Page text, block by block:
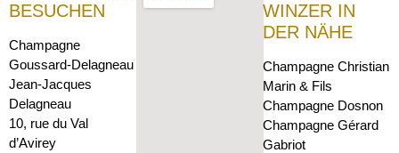
BESUCHEN
Champagne
Goussard-Delagneau
Jean-Jacques
Delagneau
10, rue du Val
d’Avirey
WINZER IN
DER NÄHE
Champagne Christian
Marin & Fils
Champagne Dosnon
Champagne Gérard
Gabriot